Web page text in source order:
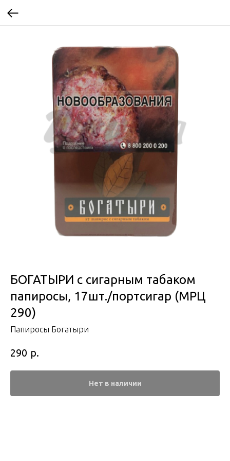
БОГАТЫРИ с сигарным табаком
папиросы, 17шт./портсигар (МРЦ
290)
Папиросы Богатыри
290 р.
Нет в наличии